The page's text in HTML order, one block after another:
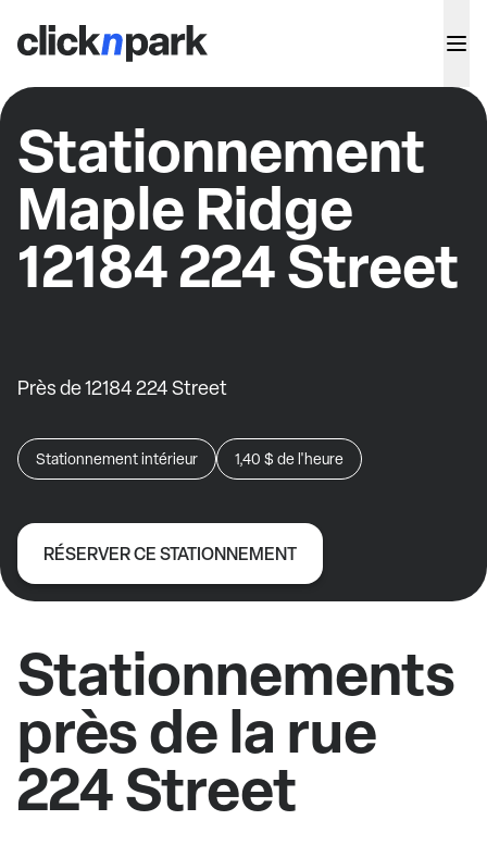
Stationnement
Maple Ridge
12184 224 Street
Près de 12184 224 Street
Stationnement intérieur 1,40 $ de l'heure
RÉSERVER CE STATIONNEMENT
Stationnements
près de la rue
224 Street